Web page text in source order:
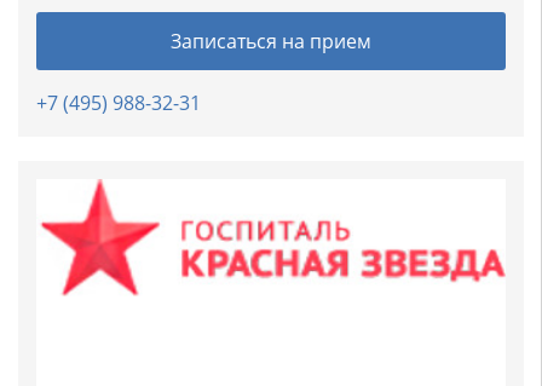
Записаться на прием
+7 (495) 988-32-31